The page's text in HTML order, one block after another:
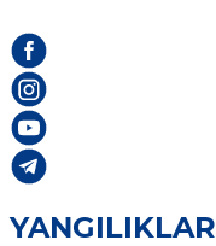
YANGILIKLAR